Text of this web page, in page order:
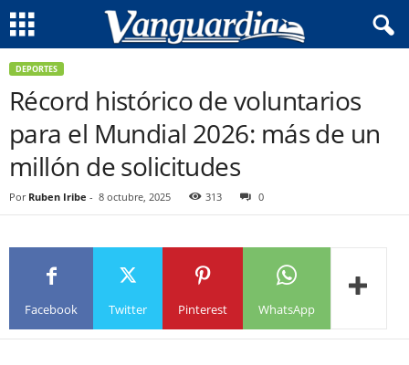
DEPORTES
Récord histórico de voluntarios
para el Mundial 2026: más de un
millón de solicitudes
Por Ruben Iribe - 8 octubre, 2025 313 0
Facebook Twitter Pinterest WhatsApp